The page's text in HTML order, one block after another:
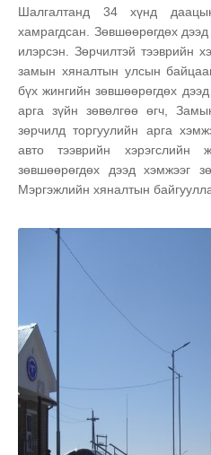
Шалгалтанд 34 хүнд
хамрагдсан. Зөвшөөрөгдөх
илэрсэн. Зөрчилтэй тээврийн
замын хяналтын улсын
бүх жингийн зөвшөөрөгдөх
арга зүйн зөвөлгөө өгч,
зөрчилд торгуулийн арга
авто тээврийн хэрэгслийн
зөвшөөрөгдөх дээд хэмжээг
Мэргэжлийн хяналтын